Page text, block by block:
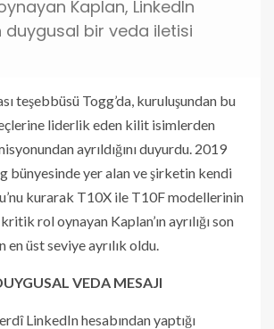
Kaplan, LinkedIn
duygusal bir veda iletisi
teşebbüsü Togg’da, kuruluşundan bu
liderlik eden kilit isimlerden
ayrıldığını duyurdu. 2019
bünyesinde yer alan ve şirketin kendi
kurarak T10X ile T10F modellerinin
rol oynayan Kaplan’ın ayrılığı son
üst seviye ayrılık oldu.
VEDA MESAJI
LinkedIn hesabından yaptığı